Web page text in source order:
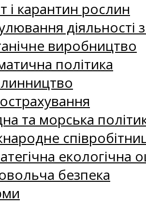
і карантин рослин
виробництво
політика
та морська
екологічна
безпека